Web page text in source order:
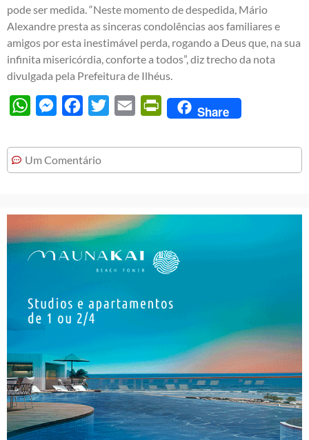
pode ser medida. “Neste momento de despedida, Mário
Alexandre presta as sinceras condolências aos familiares e
amigos por esta inestimável perda, rogando a Deus que, na sua
infinita misericórdia, conforte a todos”, diz trecho da nota
divulgada pela Prefeitura de Ilhéus.
WhatsAppMessengerFacebook
Twitter Email PrintFriendly
Share
Um Comentário